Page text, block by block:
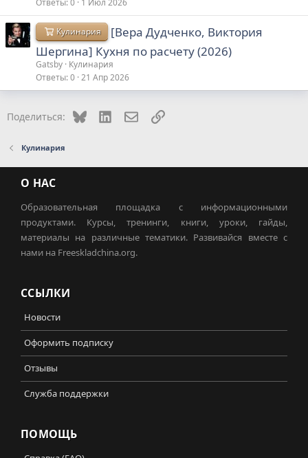
Ответы 0 1 Июл 2026
Кулинария
[Вера Дудченко, Виктория
Шергина] Кухня по расчету (2026)
Gatsby Кулинария
Ответы 0 21 Апр 2026
Поделиться: Bluesky LinkedInЭлектронная почта
Ссылка
Кулинария
О НАС
Образовательная площадка с информационными
продуктами. Курсы, тренинги, книги, уроки, гайды,
материалы на различные тематики. Развивайся вместе с
нами на Freeskladchina.org.
ССЫЛКИ
Новости
Оформить подписку
Отзывы
Служба поддержки
ПОМОЩЬ